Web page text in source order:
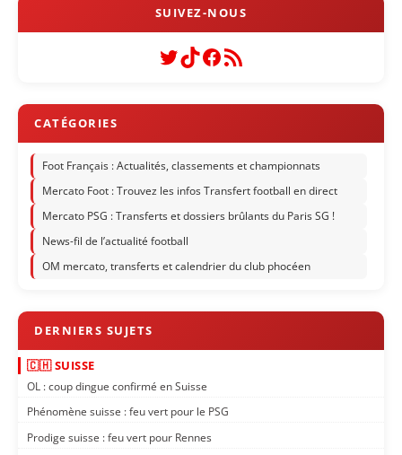
Twitter
TikTok
Facebook
Flux RSS
Foot Français : Actualités, classements et championnats
Mercato Foot : Trouvez les infos Transfert football en direct
Mercato PSG : Transferts et dossiers brûlants du Paris SG !
News-fil de l’actualité football
OM mercato, transferts et calendrier du club phocéen
🇨🇭 SUISSE
OL : coup dingue confirmé en Suisse
Phénomène suisse : feu vert pour le PSG
Prodige suisse : feu vert pour Rennes